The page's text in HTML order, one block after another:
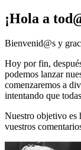
¡Hola a
Bienvenid@s y
Hoy por fin,
podemos lanzar
comenzaremos a
intentando que
Nuestro objetivo es
vuestros